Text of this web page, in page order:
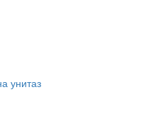
унитаз